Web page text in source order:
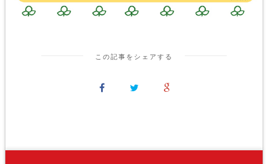
この記事をシェアする